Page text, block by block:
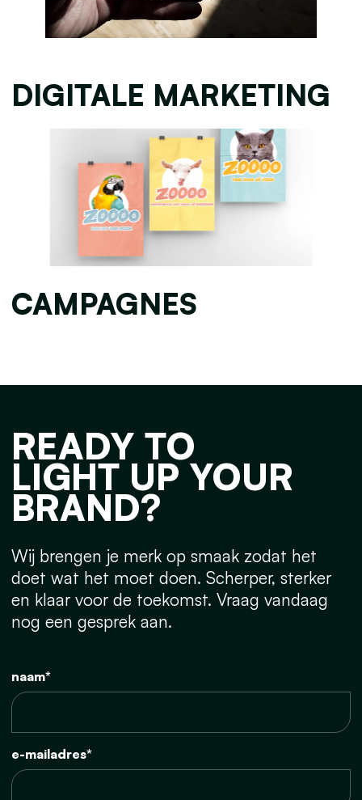
DIGITALE MARKETING
CAMPAGNES
READY TO
LIGHT UP YOUR
BRAND?
Wij brengen je merk op smaak zodat het
doet wat het moet doen. Scherper, sterker
en klaar voor de toekomst. Vraag vandaag
nog een gesprek aan.
naam*
e-mailadres*